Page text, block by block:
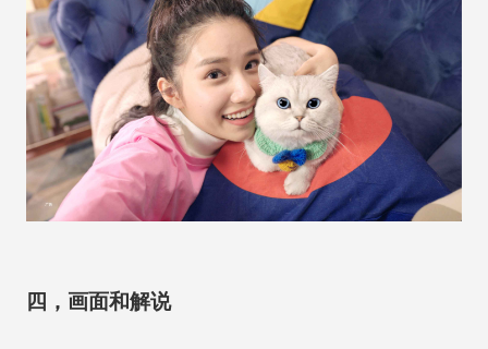
四，画面和解说